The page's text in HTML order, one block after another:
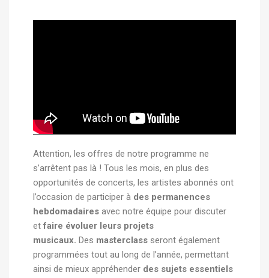
Attention, les offres de notre programme ne
s’arrêtent pas là ! Tous les mois, en plus des
opportunités de concerts, les artistes abonnés ont
l’occasion de participer à des permanences
hebdomadaires avec notre équipe pour discuter
etfaire évoluer leurs projets
musicaux. Des masterclass seront également
programmées tout au long de l’année, permettant
ainsi de mieux appréhender des sujets essentiels